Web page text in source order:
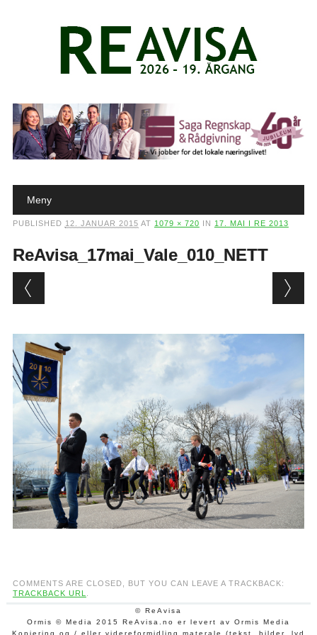
Main menu
Meny
PUBLISHED 12. JANUAR 2015 AT 1079 × 720 IN 17. MAI I RE 2013
ReAvisa_17mai_Vale_010_NETT
COMMENTS ARE CLOSED, BUT YOU CAN LEAVE A TRACKBACK:
TRACKBACK URL
© ReAvisa
Ormis © Media 2015 ReAvisa.no er levert av Ormis Media
Kopiering og / eller videreformidling materale (tekst, bilder, lyd